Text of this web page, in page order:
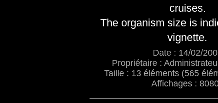
cruises.
The organism size is
vignette.
Date : 14/02/
Propriétaire :
Taille : 13 éléments (565
Affichages :